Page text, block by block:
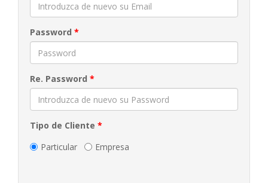
Password *
Re. Password *
Tipo de Cliente *
Particular
Empresa